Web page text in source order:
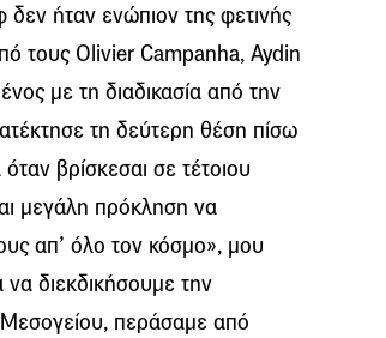
ήταν ενώπιον της φετινής
τους Οlivier Campanha, Aydin
με τη διαδικασία από την
τη δεύτερη θέση πίσω
βρίσκεσαι σε τέτοιου
μεγάλη πρόκληση να
απ’ όλο τον κόσμο», μου
διεκδικήσουμε την
περάσαμε από